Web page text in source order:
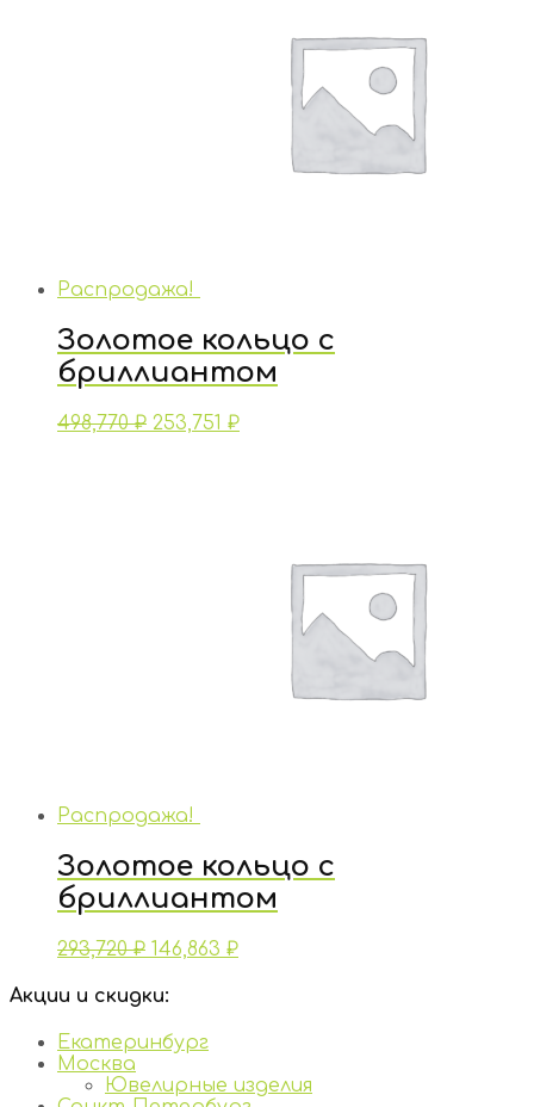
Распродажа!
Золотое кольцо с
бриллиантом
498,770₽ 253,751 ₽
Распродажа!
Золотое кольцо с
бриллиантом
293,720₽ 146,863 ₽
Акции и скидки:
Екатеринбург
Москва
Ювелирные изделия